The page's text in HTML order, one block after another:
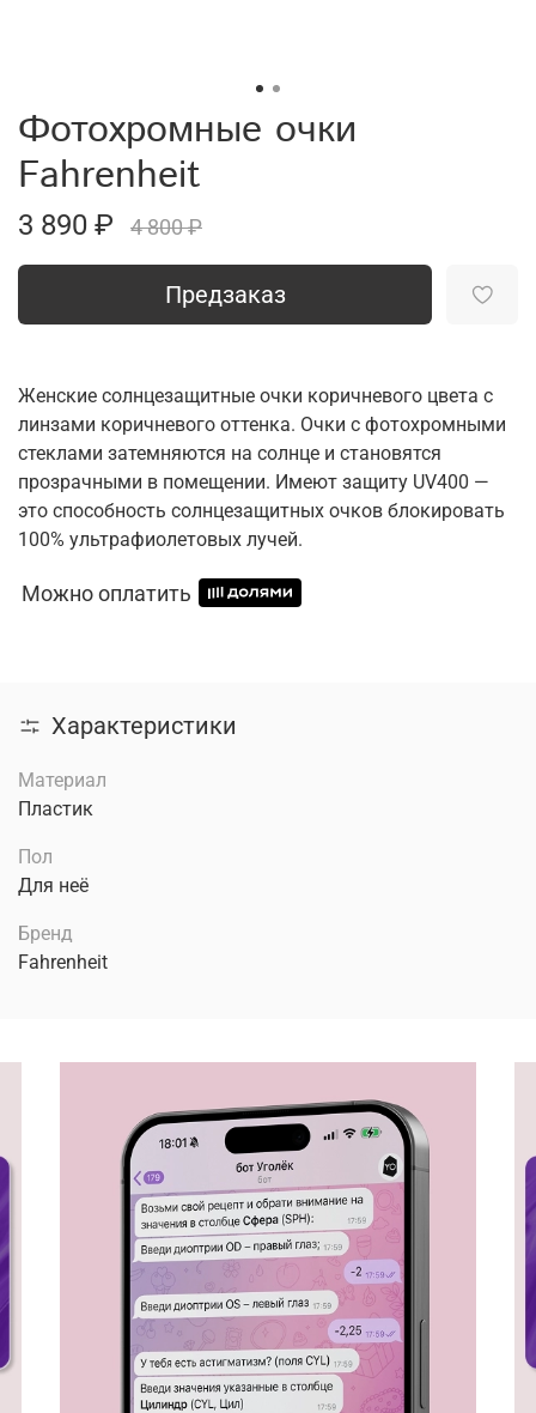
Фотохромные очки
Fahrenheit
3 890 ₽ 4 800 ₽
Предзаказ
Женские солнцезащитные очки коричневого цвета с
линзами коричневого оттенка. Очки с фотохромными
стеклами затемняются на солнце и становятся
прозрачными в помещении. Имеют защиту UV400 —
это способность солнцезащитных очков блокировать
100% ультрафиолетовых лучей.
Можно оплатить
Характеристики
Материал
Пластик
Пол
Для неё
Бренд
Fahrenheit